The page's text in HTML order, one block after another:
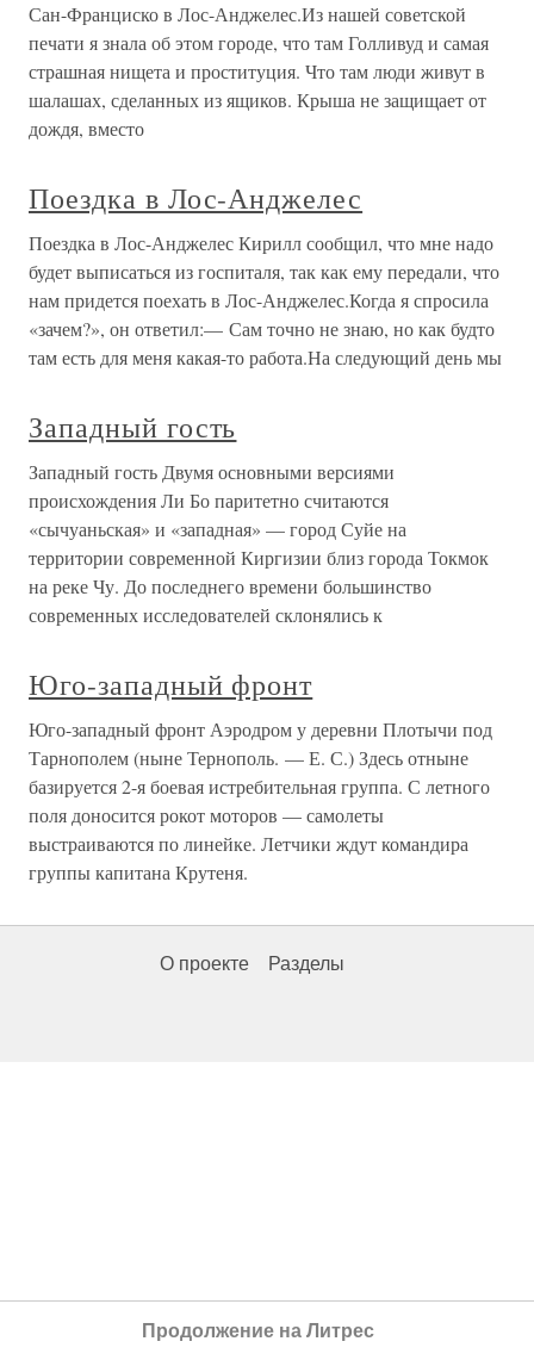
Сан-Франциско в Лос-Анджелес.Из нашей советской
печати я знала об этом городе, что там Голливуд и самая
страшная нищета и проституция. Что там люди живут в
шалашах, сделанных из ящиков. Крыша не защищает от
дождя, вместо
Поездка в Лос-Анджелес
Поездка в Лос-Анджелес Кирилл сообщил, что мне надо
будет выписаться из госпиталя, так как ему передали, что
нам придется поехать в Лос-Анджелес.Когда я спросила
«зачем?», он ответил:— Сам точно не знаю, но как будто
там есть для меня какая-то работа.На следующий день мы
Западный гость
Западный гость Двумя основными версиями
происхождения Ли Бо паритетно считаются
«сычуаньская» и «западная» — город Суйе на
территории современной Киргизии близ города Токмок
на реке Чу. До последнего времени большинство
современных исследователей склонялись к
Юго-западный фронт
Юго-западный фронт Аэродром у деревни Плотычи под
Тарнополем (ныне Тернополь. — Е. С.) Здесь отныне
базируется 2-я боевая истребительная группа. С летного
поля доносится рокот моторов — самолеты
выстраиваются по линейке. Летчики ждут командира
группы капитана Крутеня.
О проекте Разделы
Продолжение на Литрес